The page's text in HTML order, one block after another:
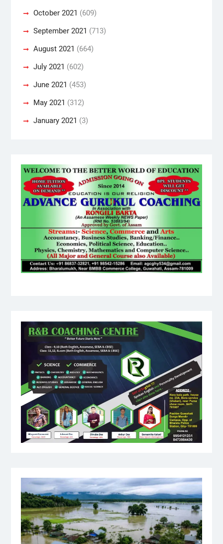
October 2021 (609)
September 2021 (713)
August 2021 (664)
July 2021 (602)
June 2021 (453)
May 2021 (312)
January 2021 (3)